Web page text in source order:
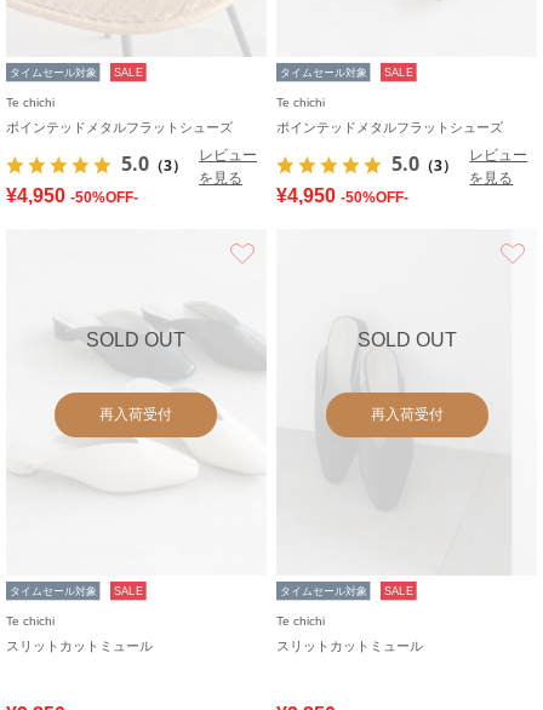
タイムセール対象 SALE
Te chichi
ポインテッドメタルフラットシューズ
5.0 （3）
レビュー
を見る
¥4,950 -50%OFF-
タイムセール対象 SALE
Te chichi
ポインテッドメタルフラットシューズ
5.0 （3）
レビュー
を見る
¥4,950 -50%OFF-
SOLD OUT
再入荷受付
タイムセール対象 SALE
Te chichi
スリットカットミュール
SOLD OUT
再入荷受付
タイムセール対象 SALE
Te chichi
スリットカットミュール